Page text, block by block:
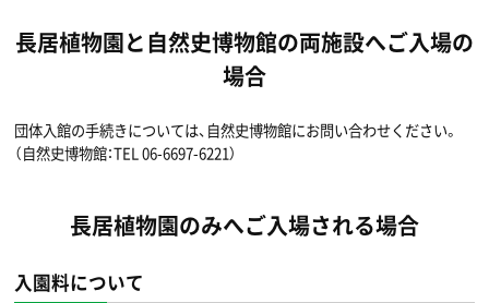
長居植物園と自然史博物館の両施設へご入場の
場合
団体入館の手続きについては、自然史博物館にお問い合わせください。
（自然史博物館：TEL06-6697-6221）
長居植物園のみへご入場される場合
入園料について